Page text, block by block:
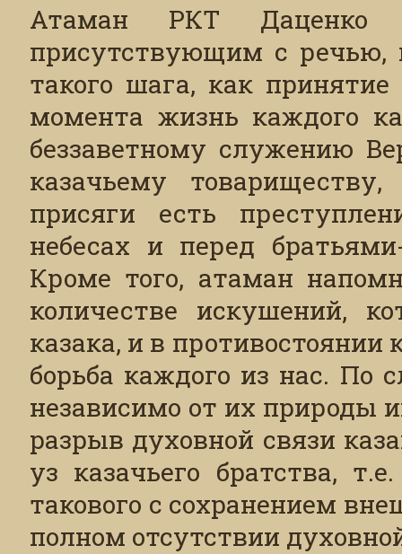
Атаман РКТ Даценко
присутствующим с речью,
такого шага, как принятие
момента жизнь каждого
беззаветному служению
казачьему
присяги есть
небесах и перед
Кроме того, атаман
количестве искушений,
казака, и в
борьба каждого из нас. По
независимо от их природы
разрыв духовной связи
уз казачьего братства,
такового с сохранением
полном отсутствии